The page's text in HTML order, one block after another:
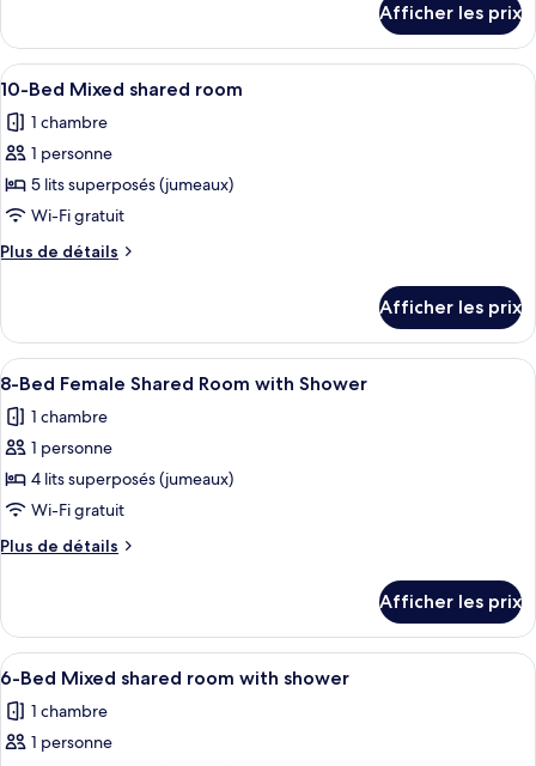
18-
Bed
Mixed
shared
room
with
shower
18-
Bed
Mixed
room
with
Afficher les prix
Afficher
toutes
les
photos
pour
ce
type
de
10-
Bed
Mixed
shared
room
Une chambre avec des lits
11
10-Bed Mixed shared room
1 chambre
1 personne
5 lits superposés (jumeaux)
Wi-Fi gratuit
Plus de détails
Plus
10-
Bed
Mixed
room
Afficher les prix
Afficher
toutes
les
photos
pour
ce
type
de
8-
Bed
Female
Shared
Room
with
Une salle de bain moderne avec un
11
8-Bed Female Shared Room with Shower
1 chambre
1 personne
4 lits superposés (jumeaux)
Wi-Fi gratuit
Plus de détails
Plus
8-
Bed
Female
Room
with
Afficher les prix
Afficher
toutes
les
photos
Une chambre avec des lits
10
6-Bed Mixed shared room with shower
1 chambre
1 personne